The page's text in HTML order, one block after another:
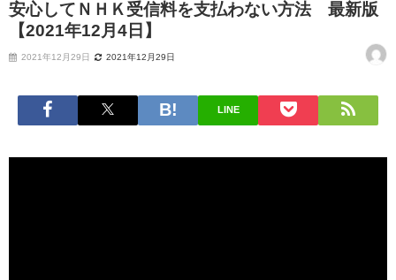
安心してＮＨＫ受信料を支払わない方法 最新版
【2021年12月4日】
2021年12月29日 2021年12月29日
LINE